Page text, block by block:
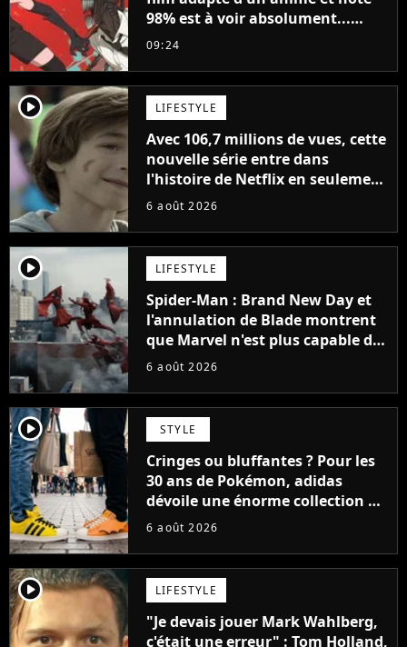
98% est à voir absolument...
sinon vous ne comprendrez plus
09:24
player2 LIFESTYLE
Avec 106,7 millions de vues, cette
nouvelle série entre dans
l'histoire de Netflix en seulement
48 jours
6 août 2026
player2 LIFESTYLE
Spider-Man : Brand New Day et
l'annulation de Blade montrent
que Marvel n'est plus capable de
faire quoi que ce soit de simple
6 août 2026
player2 STYLE
Cringes ou bluffantes ? Pour les
30 ans de Pokémon, adidas
dévoile une énorme collection de
sneakers et je ne sais pas quoi en
6 août 2026
player2 LIFESTYLE
"Je devais jouer Mark Wahlberg,
c'était une erreur" : Tom Holland,